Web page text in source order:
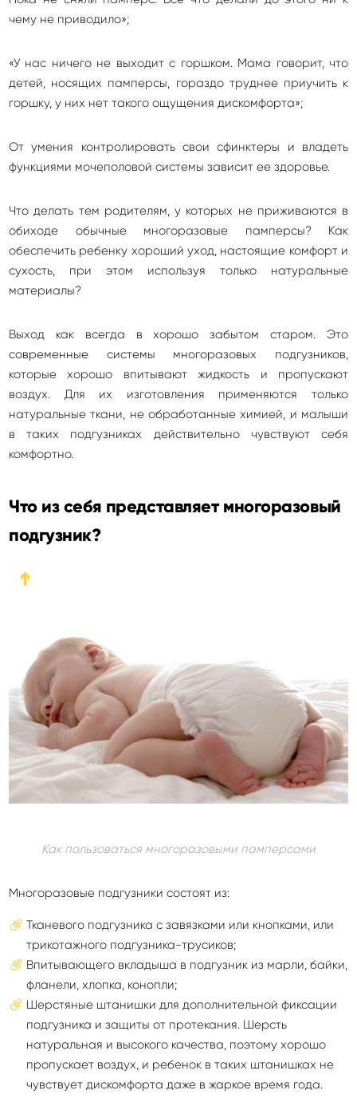
чему не приводило»;
«У нас ничего не выходит с горшком. Мама говорит, что
детей, носящих памперсы, гораздо труднее приучить к
горшку, у них нет такого ощущения дискомфорта»;
От умения контролировать свои сфинктеры и владеть
функциями мочеполовой системы зависит ее здоровье.
Что делать тем родителям, у которых не приживаются в
обиходе обычные многоразовые памперсы? Как
обеспечить ребенку хороший уход, настоящие комфорт и
сухость, при этом используя только натуральные
материалы?
Выход как всегда в хорошо забытом старом. Это
современные системы многоразовых подгузников,
которые хорошо впитывают жидкость и пропускают
воздух. Для их изготовления применяются только
натуральные ткани, не обработанные химией, и малыши
в таких подгузниках действительно чувствуют себя
комфортно.
Что из себя представляет многоразовый
подгузник?
➔
Как пользоваться многоразовыми памперсами
Многоразовые подгузники состоят из:
Тканевого подгузника с завязками или кнопками, или
трикотажного подгузника-трусиков;
Впитывающего вкладыша в подгузник из марли, байки,
фланели, хлопка, конопли;
Шерстяные штанишки для дополнительной фиксации
подгузника и защиты от протекания. Шерсть
натуральная и высокого качества, поэтому хорошо
пропускает воздух, и ребенок в таких штанишках не
чувствует дискомфорта даже в жаркое время года.